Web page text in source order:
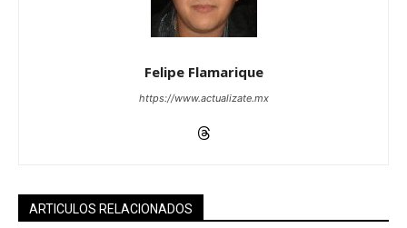
Felipe Flamarique
https://www.actualizate.mx
ARTICULOS RELACIONADOS